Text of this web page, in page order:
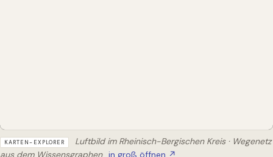
KARTEN-EXPLORER
Luftbild im Rheinisch-Bergischen Kreis · Wegenetz
aus dem Wissensgraphen in groß öffnen ↗